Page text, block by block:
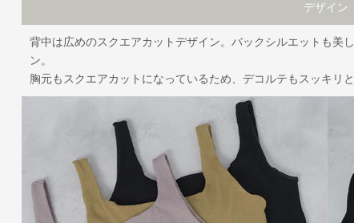
デザイン
背中は広めのスクエアカットデザイン。バックシルエットも美
ン。
胸元もスクエアカットになっているため、デコルテもスッキリと